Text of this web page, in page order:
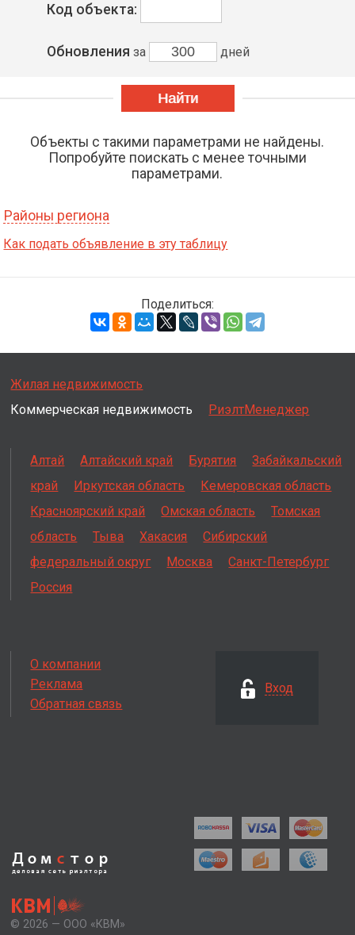
Код объекта:
Обновления за дней
Объекты с такими параметрами не найдены.
Попробуйте поискать с менее точными
параметрами.
Районы региона
Как подать объявление в эту таблицу
Поделиться:
Жилая недвижимость
Коммерческая недвижимость
РиэлтМенеджер
Домстор
деловая сеть
риэлтора
КВМ
© 2026 — ООО «КВМ»
Алтай Алтайский край Бурятия
Забайкальский
край
Иркутская область
Кемеровская область
Красноярский край
Омская область
Томская
область
Тыва Хакасия
Сибирский
федеральный округ
Москва
Санкт-Петербург
Россия
О компании
Реклама
Обратная связь
Вход